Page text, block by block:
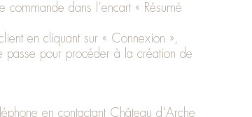
dans l’encart « Résumé
en cliquant sur « Connexion »,
passe pour procéder à la création de
en contactant Château d'Arche